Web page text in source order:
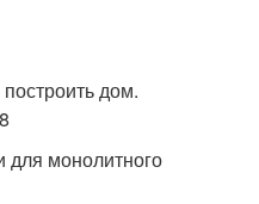
для монолитного